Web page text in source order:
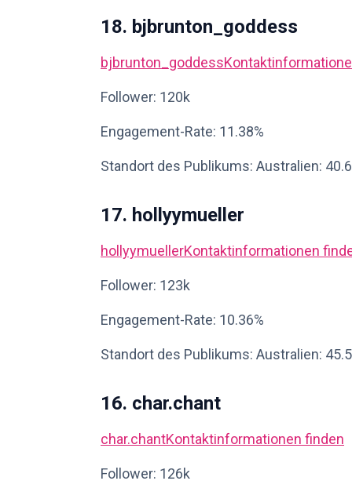
18. bjbrunton_goddess
bjbrunton_goddess
Follower: 120k
Engagement-Rate: 11.38%
Standort des Publikums: Australien:
17. hollyymueller
hollyymuellerKontaktinformationen
Follower: 123k
Engagement-Rate: 10.36%
Standort des Publikums: Australien:
16. char.chant
char.chantKontaktinformationen finden
Follower: 126k